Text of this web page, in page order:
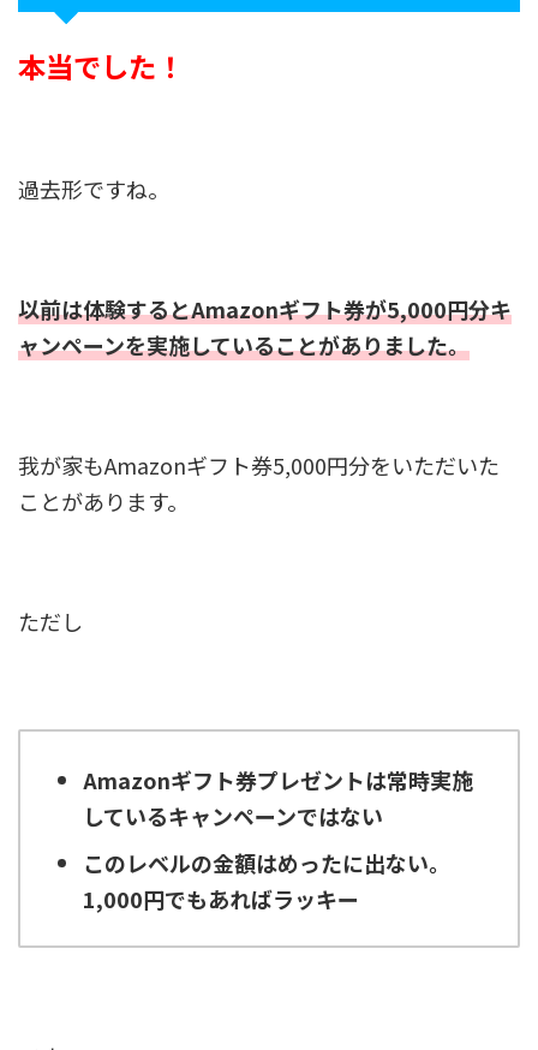
本当でした！
過去形ですね。
以前は体験するとAmazonギフト券が5,000円分キ
ャンペーンを実施していることがありました。
我が家もAmazonギフト券5,000円分をいただいた
ことがあります。
ただし
Amazonギフト券プレゼントは常時実施
しているキャンペーンではない
このレベルの金額はめったに出ない。
1,000円でもあればラッキー